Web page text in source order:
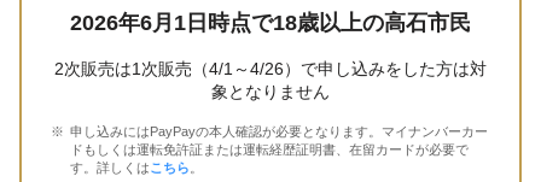
2026年6月1日時点で18歳以上の高石市民
2次販売は1次販売（4/1～4/26）で申し込みをした方は対
象となりません
申し込みにはPayPayの本人確認が必要となります。マイナンバーカー
ドもしくは運転免許証または運転経歴証明書、在留カードが必要で
す。詳しくはこちら